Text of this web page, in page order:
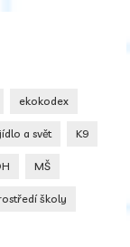
ekokodex
jídlo a svět K9
MŠ
školy